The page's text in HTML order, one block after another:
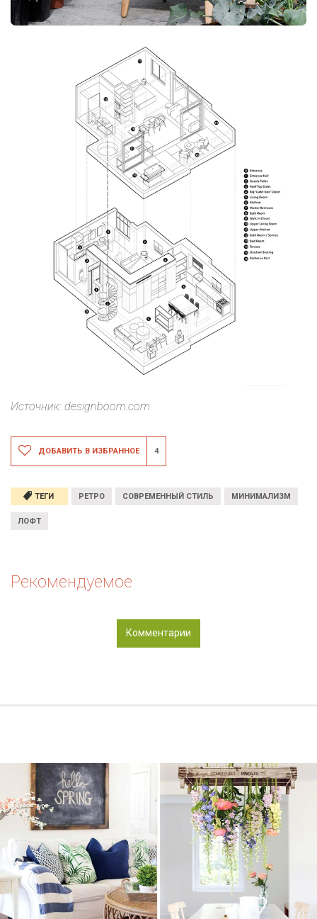
Источник: designboom.com
ДОБАВИТЬ В ИЗБРАННОЕ 4
ТЕГИ РЕТРО СОВРЕМЕННЫЙ СТИЛЬ МИНИМАЛИЗМ
ЛОФТ
Рекомендуемое
Комментарии